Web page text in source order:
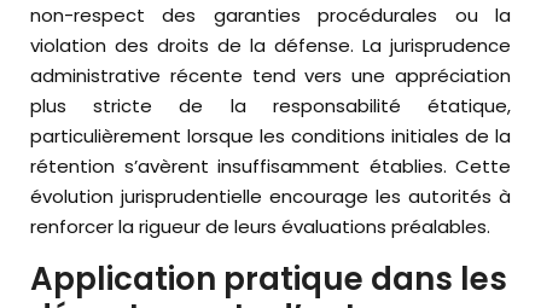
non-respect des garanties procédurales ou la
violation des droits de la défense. La jurisprudence
administrative récente tend vers une appréciation
plus stricte de la responsabilité étatique,
particulièrement lorsque les conditions initiales de la
rétention s’avèrent insuffisamment établies. Cette
évolution jurisprudentielle encourage les autorités à
renforcer la rigueur de leurs évaluations préalables.
Application pratique dans les